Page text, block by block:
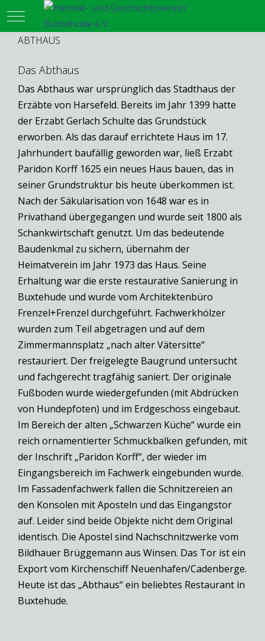
Mobile Menu Toggle
ABTHAUS
Das Abthaus
Das Abthaus war ursprünglich das Stadthaus der
Erzäbte von Harsefeld. Bereits im Jahr 1399 hatte
der Erzabt Gerlach Schulte das Grundstück
erworben. Als das darauf errichtete Haus im 17.
Jahrhundert baufällig geworden war, ließ Erzabt
Paridon Korff 1625 ein neues Haus bauen, das in
seiner Grundstruktur bis heute überkommen ist.
Nach der Säkularisation von 1648 war es in
Privathand übergegangen und wurde seit 1800 als
Schankwirtschaft genutzt. Um das bedeutende
Baudenkmal zu sichern, übernahm der
Heimatverein im Jahr 1973 das Haus. Seine
Erhaltung war die erste restaurative Sanierung in
Buxtehude und wurde vom Architektenbüro
Frenzel+Frenzel durchgeführt. Fachwerkhölzer
wurden zum Teil abgetragen und auf dem
Zimmermannsplatz „nach alter Vätersitte“
restauriert. Der freigelegte Baugrund untersucht
und fachgerecht tragfähig saniert. Der originale
Fußboden wurde wiedergefunden (mit Abdrücken
von Hundepfoten) und im Erdgeschoss eingebaut.
Im Bereich der alten „Schwarzen Küche“ wurde ein
reich ornamentierter Schmuckbalken gefunden, mit
der Inschrift „Paridon Korff“, der wieder im
Eingangsbereich im Fachwerk eingebunden wurde.
Im Fassadenfachwerk fallen die Schnitzereien an
den Konsolen mit Aposteln und das Eingangstor
auf. Leider sind beide Objekte nicht dem Original
identisch. Die Apostel sind Nachschnitzwerke vom
Bildhauer Brüggemann aus Winsen. Das Tor ist ein
Export vom Kirchenschiff Neuenhafen/Cadenberge.
Heute ist das „Abthaus“ ein beliebtes Restaurant in
Buxtehude.